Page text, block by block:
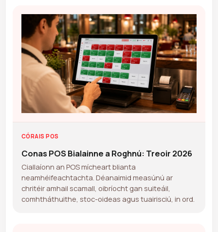
CÓRAIS POS
Conas POS Bialainne a Roghnú: Treoir 2026
Ciallaíonn an POS mícheart blianta
neamhéifeachtachta. Déanaimid measúnú ar
chritéir amhail scamall, oibríocht gan suiteáil,
comhtháthuithe, stoc-oideas agus tuairisciú, in ord.